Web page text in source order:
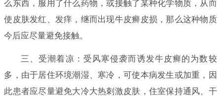
么东西，服用了什么药物，或接触了某种化学物质，从而
使皮肤发红、发痒，继而出现牛皮癣皮损，那么这种物质
今后应尽量避免接触。
三、受潮着凉：受风寒侵袭而诱发牛皮癣的为数较
多，由于居住环境潮湿、寒冷，可使本病发生或加重，因
此患者应尽量避免大冷大热刺激皮肤，住室保持通风、干